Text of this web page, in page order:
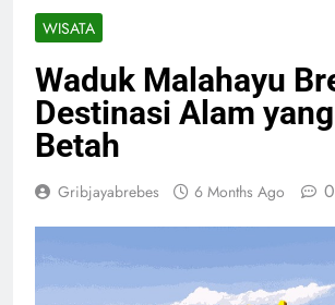
WISATA
Waduk Malahayu
Destinasi Alam
Betah
Gribjayabrebes 6 Months Ago 0